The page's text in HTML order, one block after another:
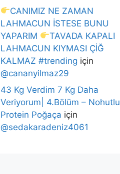
CANIMIZ NE ZAMAN
LAHMACUN İSTESE BUNU
YAPARIM
TAVADA KAPALI
LAHMACUN KIYMASI ÇİĞ
KALMAZ #trending için
@cananyilmaz29
43 Kg Verdim 7 Kg Daha
Veriyorum| 4.Bölüm – Nohutlu
Protein Poğaça için
@sedakaradeniz4061